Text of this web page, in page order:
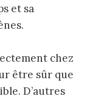
et sa
chez
être sûr que
D’autres